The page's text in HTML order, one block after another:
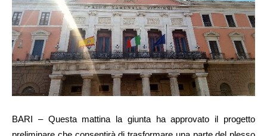
BARI – Questa mattina la giunta ha approvato il progetto